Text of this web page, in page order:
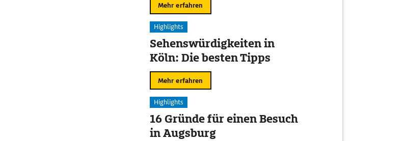
Mehr erfahren
Highlights
Sehenswürdigkeiten in
Köln: Die besten Tipps
Mehr erfahren
Highlights
16 Gründe für einen Besuch
in Augsburg